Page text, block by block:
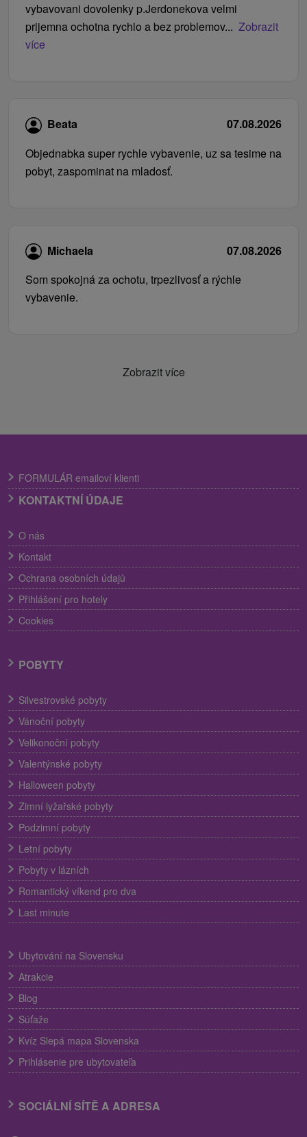
vybavovani dovolenky p.Jerdonekova velmi
prijemna ochotna rychlo a bez problemov... Zobrazit
více
Beata
07.08.2026
Objednabka super rychle vybavenie, uz sa tesime na
pobyt, zaspominat na mladosť.
Michaela
07.08.2026
Som spokojná za ochotu, trpezlivosť a rýchle
vybavenie.
Zobrazit více
FORMULÁR emailoví klienti
KONTAKTNÍ ÚDAJE
O nás
Kontakt
Ochrana osobních údajů
Přihlášení pro hotely
Cookies
POBYTY
Silvestrovské pobyty
Vánoční pobyty
Velikonoční pobyty
Valentýnské pobyty
Halloween pobyty
Zimní lyžařské pobyty
Podzimní pobyty
Letní pobyty
Pobyty v lázních
Romantický víkend pro dva
Last minute
Ubytování na Slovensku
Atrakcie
Blog
Súťaže
Kvíz Slepá mapa Slovenska
Prihlásenie pre ubytovateľa
SOCIÁLNÍ SÍTĚ A ADRESA